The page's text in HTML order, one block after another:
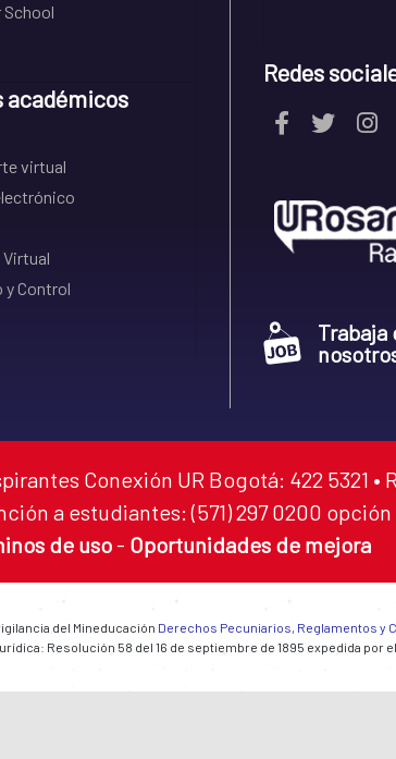
School
académicos
virtual
y Control
Redes
Trabaja
Conexión UR Bogotá: 422 5321 •
a estudiantes: (571) 297 0200 opción
de uso - Oportunidades de mejora
del Mineducación Derechos Pecuniarios, Reglamentos y
Resolución 58 del 16 de septiembre de 1895 expedida por